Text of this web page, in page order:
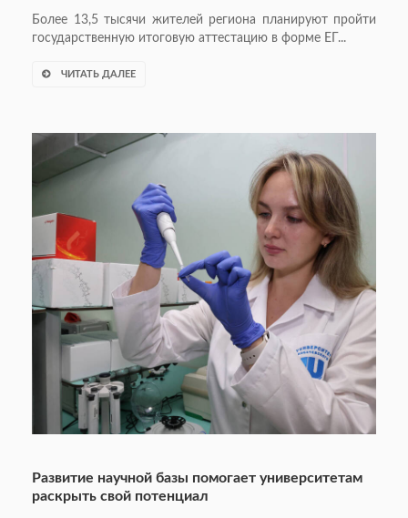
Более 13,5 тысячи жителей региона планируют пройти
государственную итоговую аттестацию в форме ЕГ...
ЧИТАТЬ ДАЛЕЕ
Развитие научной базы помогает университетам
раскрыть свой потенциал